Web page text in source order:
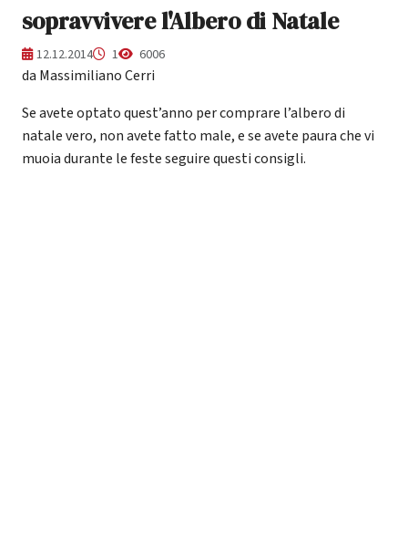
sopravvivere l'Albero di Natale
12.12.2014 1 6006
da Massimiliano Cerri
Se avete optato quest’anno per comprare l’albero di
natale vero, non avete fatto male, e se avete paura che vi
muoia durante le feste seguire questi consigli.